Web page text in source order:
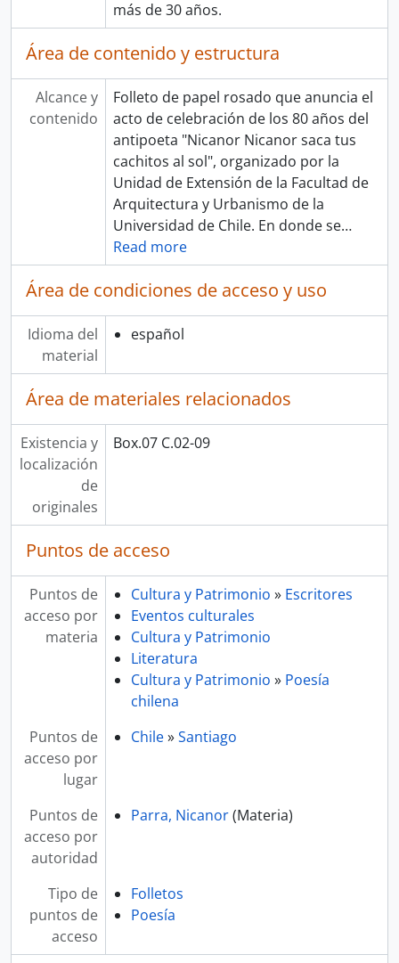
más de 30 años.
Área de contenido y estructura
Alcance y
contenido
Folleto de papel rosado que anuncia el
acto de celebración de los 80 años del
antipoeta "Nicanor Nicanor saca tus
cachitos al sol", organizado por la
Unidad de Extensión de la Facultad de
Arquitectura y Urbanismo de la
Universidad de Chile. En donde se…
Read more
Área de condiciones de acceso y uso
Idioma del
material
español
Área de materiales relacionados
Existencia y
localización
de
originales
Box.07 C.02-09
Puntos de acceso
Puntos de
acceso por
materia
Cultura y Patrimonio » Escritores
Eventos culturales
Cultura y Patrimonio
Literatura
Cultura y Patrimonio » Poesía
chilena
Puntos de
acceso por
lugar
Chile»Santiago
Puntos de
acceso por
autoridad
Parra, Nicanor(Materia)
Tipo de
puntos de
acceso
Folletos
Poesía